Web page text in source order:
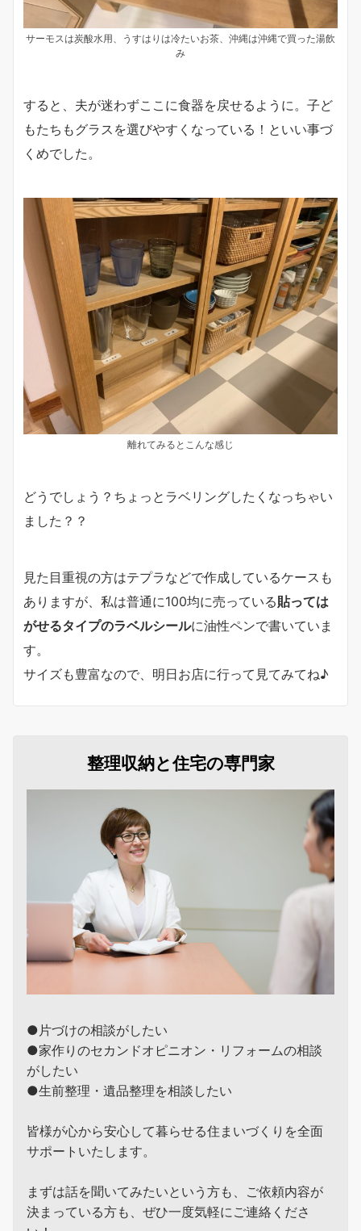
サーモスは炭酸水用、うすはりは冷たいお茶、沖縄は沖縄で買った湯飲
み
すると、夫が迷わずここに食器を戻せるように。子ど
もたちもグラスを選びやすくなっている！といい事づ
くめでした。
離れてみるとこんな感じ
どうでしょう？ちょっとラベリングしたくなっちゃい
ました？？
見た目重視の方はテプラなどで作成しているケースも
ありますが、私は普通に100均に売っている貼っては
がせるタイプのラベルシールに油性ペンで書いていま
す。
サイズも豊富なので、明日お店に行って見てみてね♪
整理収納と住宅の専門家
●片づけの相談がしたい
●家作りのセカンドオピニオン・リフォームの相談
がしたい
●生前整理・遺品整理を相談したい
皆様が心から安心して暮らせる住まいづくりを全面
サポートいたします。
まずは話を聞いてみたいという方も、ご依頼内容が
決まっている方も、ぜひ一度気軽にご連絡くださ